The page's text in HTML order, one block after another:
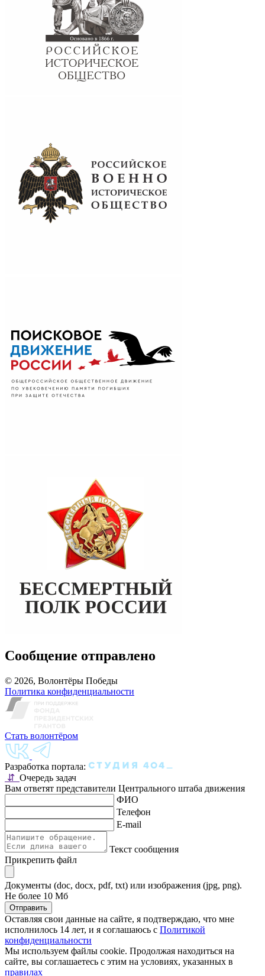
Сообщение отправлено
© 2026, Волонтёры Победы
Политика конфиденциальности
Стать волонтёром
Разработка портала:
⇵ Очередь задач
Вам ответят представители Центрального штаба движения
ФИО
Телефон
E-mail
Текст сообщения
Прикрепить файл
Документы (doc, docx, pdf, txt) или изображения (jpg, png).
Не более 10 Мб
Отправить
Оставляя свои данные на сайте, я подтверждаю, что мне
исполнилось 14 лет, и я соглашаюсь с Политикой
конфиденциальности
Мы используем файлы cookie. Продолжая находиться на
сайте, вы соглашаетесь с этим на условиях, указанных в
правилах